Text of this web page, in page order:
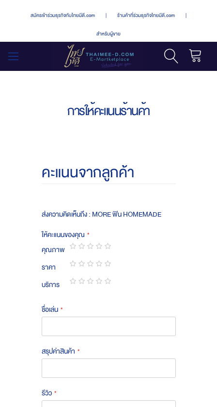
สมัครเข้าร่วมธุรกิจกับไทยมีดี.com | ร้านค้าที่ร่วมธุรกิจไทยมีดี.com |
สำหรับผู้ขาย
การให้คะแนนร้านค้า
คะแนนจากลูกค้า
ส่งความคิดเห็นถึง : MORE ฟิน HOMEMADE
ให้คะแนนของคุณ
คุณภาพ
1
star
2
stars
3
stars
4
stars
5
stars
ราคา
1
star
2
stars
3
stars
4
stars
5
stars
บริการ
ชื่อเล่น
สรุปค่าสินค้า
รีวิว